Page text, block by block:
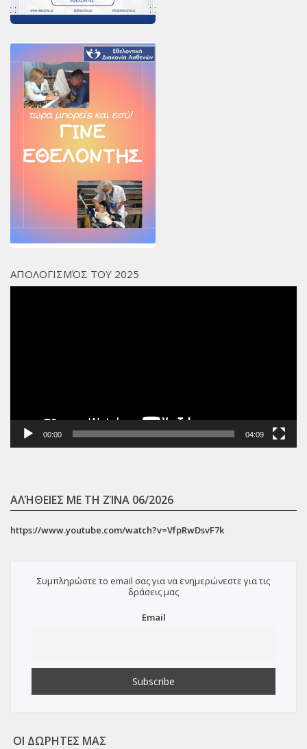
ΑΠΟΛΟΓΙΣΜΌΣ ΤΟΥ 2025
00:00 04:09
ΑΛΉΘΕΙΕΣ ΜΕ ΤΗ ΖΊΝΑ 06/2026
https://www.youtube.com/watch?v=VfpRwDsvF7k
Συμπληρώστε το email σας για να ενημερώνεστε για τις
δράσεις μας
Email
ΟΙ ΔΩΡΗΤΕΣ ΜΑΣ